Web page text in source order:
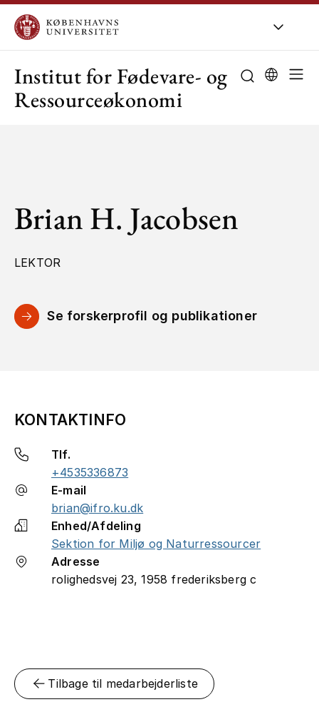
Institut for Fødevare- og
Ressourceøkonomi
Brian H. Jacobsen
LEKTOR
Se forskerprofil og publikationer
KONTAKTINFO
Tlf.
+4535336873
E-mail
brian@ifro.ku.dk
Enhed/Afdeling
Sektion for Miljø og Naturressourcer
Adresse
rolighedsvej 23, 1958 frederiksberg c
Tilbage til medarbejderliste
Om KU